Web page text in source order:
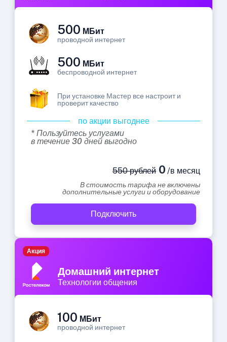
500 МБит
проводной интернет
500 МБит
беспроводной интернет
При установке Мастер все настроит и
проверит качество
по акции выгоднее
* Пользуйтесь услугами
в течение 30 дней выгодно
550 рублей0 /в месяц
В стоимость тарифа не включены
дополнительные услуги и оборудование
Подключить
Домашний интернет
Технологии общения
Акция
100 МБит
проводной интернет